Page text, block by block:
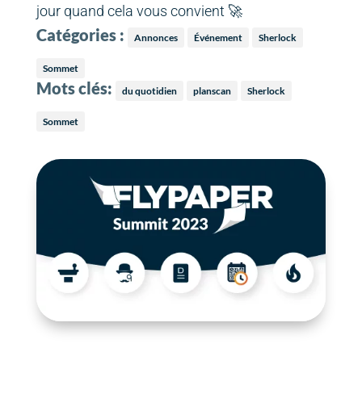
jour quand cela vous convient 🚀
Catégories : Annonces Événement Sherlock
Sommet
Mots clés: du quotidien planscan Sherlock
Sommet